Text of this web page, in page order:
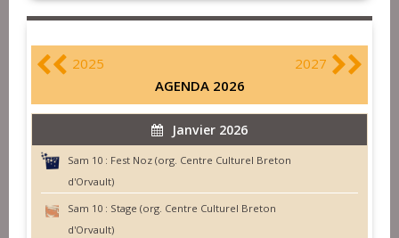
2025
2027
AGENDA 2026
Janvier 2026
Sam 10 : Fest Noz (org. Centre Culturel Breton
d'Orvault)
Sam 10 : Stage (org. Centre Culturel Breton
d'Orvault)